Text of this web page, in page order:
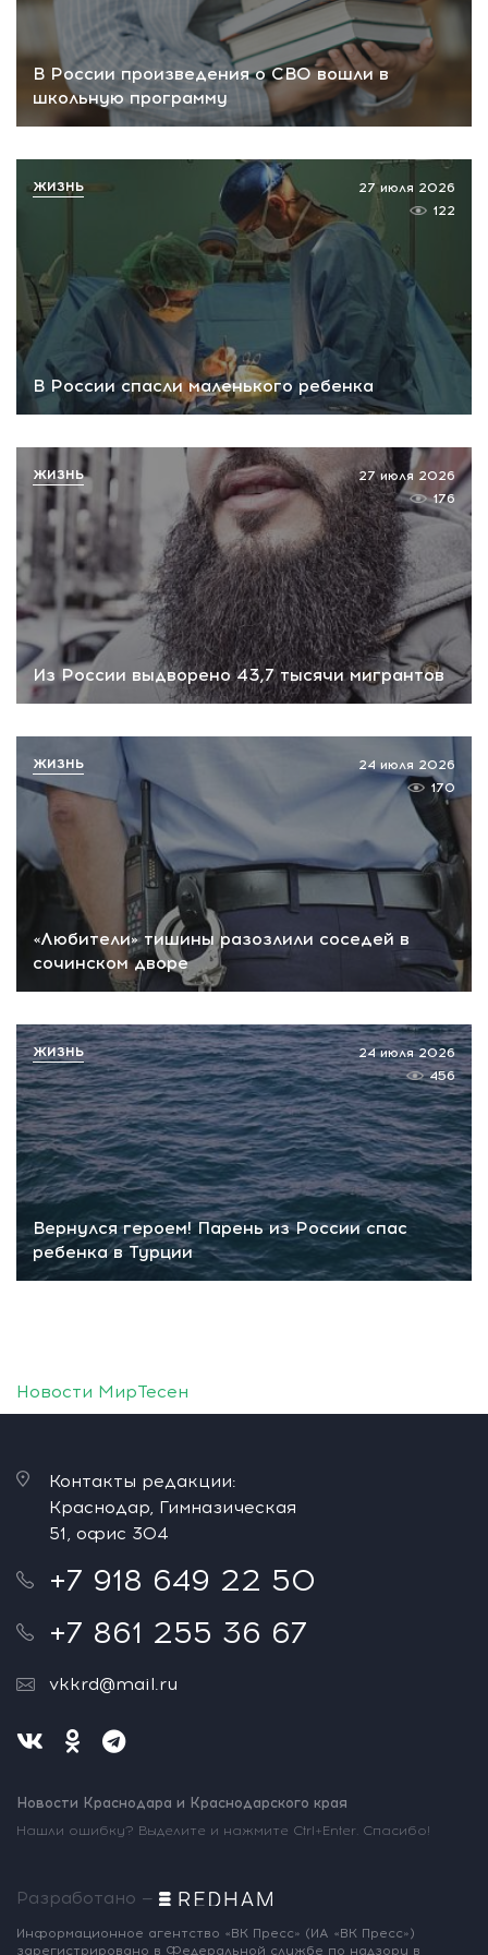
В России произведения о СВО вошли в
школьную программу
В России спасли маленького ребенка
27 июля 2026
122
ЖИЗНЬ
Из России выдворено 43,7 тысячи мигрантов
27 июля 2026
176
ЖИЗНЬ
«Любители» тишины разозлили соседей в
сочинском дворе
24 июля 2026
170
ЖИЗНЬ
Вернулся героем! Парень из России спас
ребенка в Турции
24 июля 2026
456
ЖИЗНЬ
Новости МирТесен
Контакты редакции:
Краснодар, Гимназическая
51, офис 304
+7 918 649 22 50
+7 861 255 36 67
vkkrd@mail.ru
Новости Краснодара и Краснодарского края
Нашли ошибку? Выделите и нажмите Ctrl+Enter. Спасибо!
Разработано —
Информационное агентство «ВК Пресс» (ИА «ВК Пресс»)
зарегистрировано в Федеральной службе по надзору в